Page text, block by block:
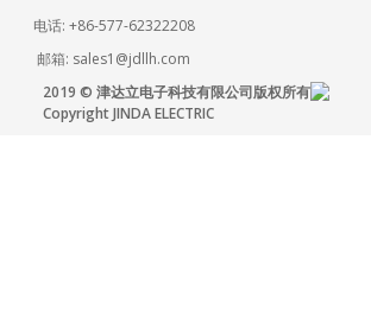
电话: +86-577-62322208
邮箱: sales1@jdllh.com
2019 © 津达立电子科技有限公司版权所有
Copyright JINDA ELECTRIC